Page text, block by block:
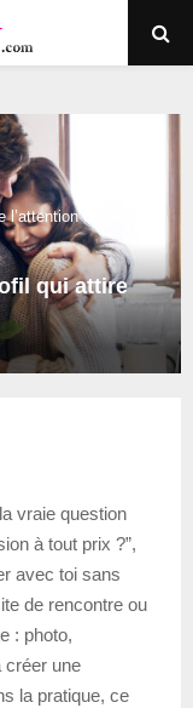
des filles
qui attire
vraie question
à tout prix ?”,
avec toi sans
de rencontre ou
: photo,
créer une
la pratique, ce